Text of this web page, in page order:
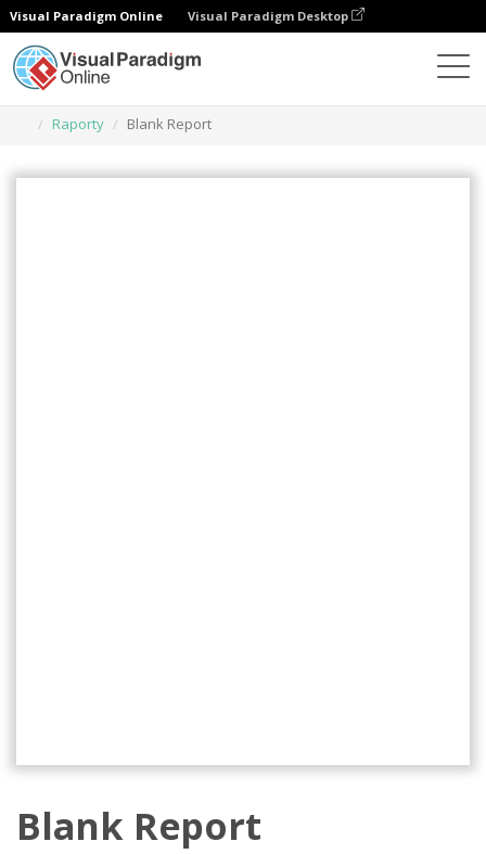
Visual Paradigm Online Visual Paradigm Desktop
Raporty
Blank Report
Blank Report